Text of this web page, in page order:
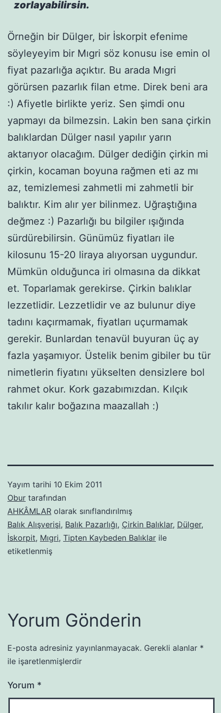
zorlayabilirsin.
Örneğin bir Dülger, bir İskorpit efenime
söyleyeyim bir Mıgri söz konusu ise emin ol
fiyat pazarlığa açıktır. Bu arada Mıgri
görürsen pazarlık filan etme. Direk beni ara
:) Afiyetle birlikte yeriz. Sen şimdi onu
yapmayı da bilmezsin. Lakin ben sana çirkin
balıklardan Dülger nasıl yapılır yarın
aktarıyor olacağım. Dülger dediğin çirkin mi
çirkin, kocaman boyuna rağmen eti az mı
az, temizlemesi zahmetli mi zahmetli bir
balıktır. Kim alır yer bilinmez. Uğraştığına
değmez :) Pazarlığı bu bilgiler ışığında
sürdürebilirsin. Günümüz fiyatları ile
kilosunu 15-20 liraya alıyorsan uygundur.
Mümkün olduğunca iri olmasına da dikkat
et. Toparlamak gerekirse. Çirkin balıklar
lezzetlidir. Lezzetlidir ve az bulunur diye
tadını kaçırmamak, fiyatları uçurmamak
gerekir. Bunlardan tenavül buyuran üç ay
fazla yaşamıyor. Üstelik benim gibiler bu tür
nimetlerin fiyatını yükselten densizlere bol
rahmet okur. Kork gazabımızdan. Kılçık
takılır kalır boğazına maazallah :)
Yayım tarihi 10 Ekim 2011
Obur tarafından
AHKÂMLAR olarak sınıflandırılmış
Balık Alışverişi, Balık Pazarlığı, Çirkin Balıklar, Dülger,
İskorpit, Mıgri, Tipten Kaybeden Balıklar ile
etiketlenmiş
Yorum Gönderin
E-posta adresiniz yayınlanmayacak. Gerekli alanlar *
ile işaretlenmişlerdir
Yorum *